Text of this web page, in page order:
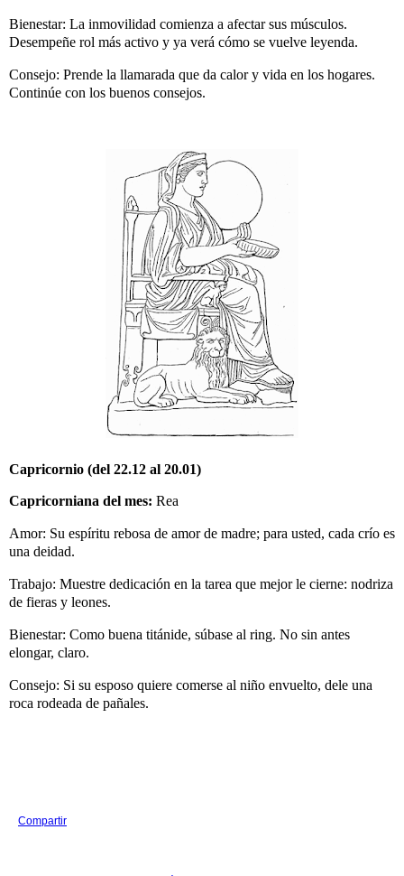
Bienestar: La inmovilidad comienza a afectar sus músculos.
Desempeñe rol más activo y ya verá cómo se vuelve leyenda.
Consejo: Prende la llamarada que da calor y vida en los hogares.
Continúe con los buenos consejos.
Capricornio (del 22.12 al 20.01)
Capricorniana del mes: Rea
Amor: Su espíritu rebosa de amor de madre; para usted, cada crío es
una deidad.
Trabajo: Muestre dedicación en la tarea que mejor le cierne: nodriza
de fieras y leones.
Bienestar: Como buena titánide, súbase al ring. No sin antes
elongar, claro.
Consejo: Si su esposo quiere comerse al niño envuelto, dele una
roca rodeada de pañales.
Compartir